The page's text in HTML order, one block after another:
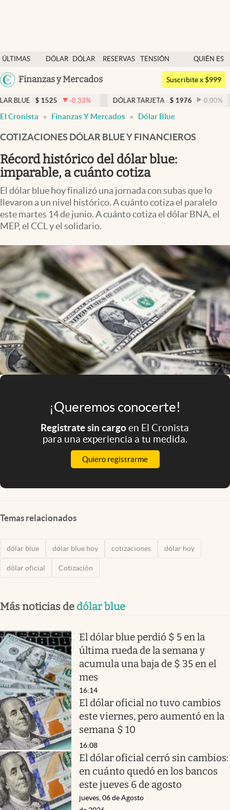
ÚLTIMAS
NOTICIAS
DÓLAR
DÓLAR
RESERVAS
TENSIÓN
GEOPOLÍTICA
QUIÉN ES
QUIÉN
Argentina
Colombia
Finanzas y Mercados
Dólar
Members
Economía y Política
Finanzas y Mercados
Mercados Online
Negocios
Columnistas
Otras secciones
Apertura
Clase
Clima
Mundial 2026
Eventos Corporativos
El Cronista Studio
Mediakit
abre en nueva pestaña
Suscribite x $999
1525 -0.33% DÓLAR TARJETA $ 1976 0.00% DÓLAR
El Cronista Finanzas Y Mercados Dólar Blue
COTIZACIONES DÓLAR BLUE Y FINANCIEROS
Récord histórico del dólar blue:
imparable, a cuánto cotiza
El dólar blue hoy finalizó una jornada con subas que lo
llevaron a un nivel histórico. A cuánto cotiza el paralelo
este martes 14 de junio. A cuánto cotiza el dólar BNA, el
MEP, el CCL y el solidario.
¡Queremos conocerte!
Registrate sin cargoen El Cronista
para una experiencia a tu medida.
Quiero registrarme
Temas relacionados
dólar blue dólar blue hoy cotizaciones dólar hoy
dólar oficial Cotización
Más noticias de dólar blue
El dólar blue perdió $ 5 en la
última rueda de la semana y
acumula una baja de $ 35 en el
mes
16:14
El dólar oficial no tuvo cambios
este viernes, pero aumentó en la
semana $ 10
16:08
El dólar oficial cerró sin cambios:
en cuánto quedó en los bancos
este jueves 6 de agosto
jueves, 06 de Agosto